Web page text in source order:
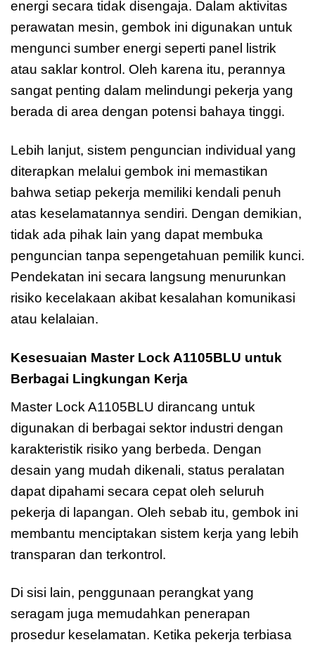
energi secara tidak disengaja. Dalam aktivitas
perawatan mesin, gembok ini digunakan untuk
mengunci sumber energi seperti panel listrik
atau saklar kontrol. Oleh karena itu, perannya
sangat penting dalam melindungi pekerja yang
berada di area dengan potensi bahaya tinggi.
Lebih lanjut, sistem penguncian individual yang
diterapkan melalui gembok ini memastikan
bahwa setiap pekerja memiliki kendali penuh
atas keselamatannya sendiri. Dengan demikian,
tidak ada pihak lain yang dapat membuka
penguncian tanpa sepengetahuan pemilik kunci.
Pendekatan ini secara langsung menurunkan
risiko kecelakaan akibat kesalahan komunikasi
atau kelalaian.
Kesesuaian Master Lock A1105BLU untuk
Berbagai Lingkungan Kerja
Master Lock A1105BLU dirancang untuk
digunakan di berbagai sektor industri dengan
karakteristik risiko yang berbeda. Dengan
desain yang mudah dikenali, status peralatan
dapat dipahami secara cepat oleh seluruh
pekerja di lapangan. Oleh sebab itu, gembok ini
membantu menciptakan sistem kerja yang lebih
transparan dan terkontrol.
Di sisi lain, penggunaan perangkat yang
seragam juga memudahkan penerapan
prosedur keselamatan. Ketika pekerja terbiasa